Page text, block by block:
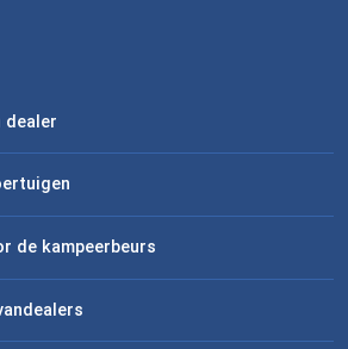
dealer
de kampeerbeurs